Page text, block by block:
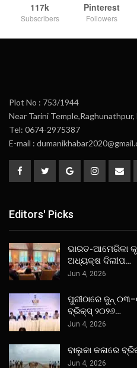
117k
Subscribers
Pinterest
Followers
Plot No : 753/1944
Near Tarini
Tel: 0674-2975387
E-mail :
Editors' Picks
ଭାରତ-ଆମେରିକା
ଅଧ୍ୟକ୍ଷ ଦିଲୀପ…
Jun 4, 2026
ପୁରୀଠାରେ ଜୁନ୍
ବ୍ରିକ୍ସ୍ ୨୦୨୬…
Jun 4, 2026
ବାଲୁକା କଳାରେ
Jun 4, 2026